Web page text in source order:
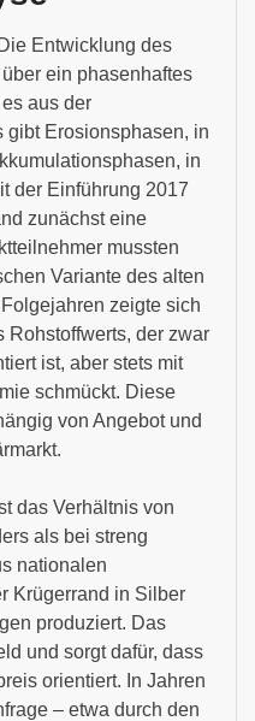
Entwicklung des
ein phasenhaftes
aus der
gibt Erosionsphasen, in
in
der Einführung 2017
zunächst eine
mussten
Variante des alten
zeigte sich
der zwar
ist, aber stets mit
schmückt. Diese
von Angebot und
das Verhältnis von
als bei streng
nationalen
Krügerrand in Silber
produziert. Das
und sorgt dafür, dass
orientiert. In Jahren
– etwa durch den